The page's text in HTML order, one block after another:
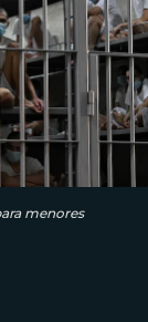
menores